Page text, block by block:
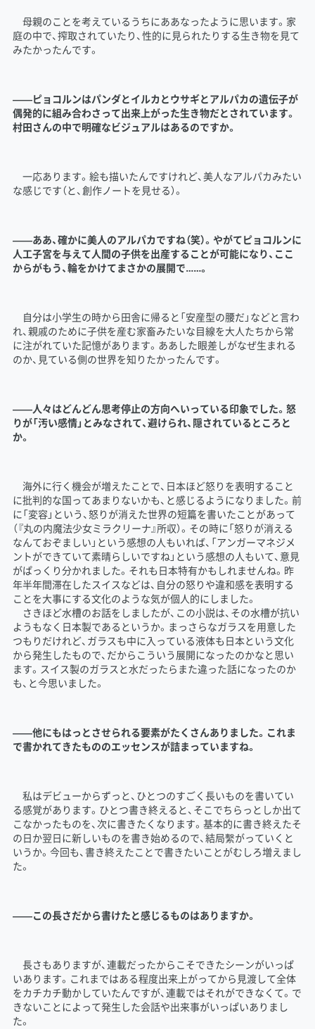
母親のことを考えているうちにああなったように思います。家
庭の中で、搾取されていたり、性的に見られたりする生き物を見て
みたかったんです。
――ピョコルンはパンダとイルカとウサギとアルパカの遺伝子が
偶発的に組み合わさって出来上がった生き物だとされています。
村田さんの中で明確なビジュアルはあるのですか。
一応あります。絵も描いたんですけれど、美人なアルパカみたい
な感じです（と、創作ノートを見せる）。
――ああ、確かに美人のアルパカですね（笑）。やがてピョコルンに
人工子宮を与えて人間の子供を出産することが可能になり、ここ
からがもう、輪をかけてまさかの展開で……。
自分は小学生の時から田舎に帰ると「安産型の腰だ」などと言わ
れ、親戚のために子供を産む家畜みたいな目線を大人たちから常
に注がれていた記憶があります。ああした眼差しがなぜ生まれる
のか、見ている側の世界を知りたかったんです。
――人々はどんどん思考停止の方向へいっている印象でした。怒
りが「汚い感情」とみなされて、避けられ、隠されているところと
か。
海外に行く機会が増えたことで、日本ほど怒りを表明すること
に批判的な国ってあまりないかも、と感じるようになりました。前
に「変容」という、怒りが消えた世界の短篇を書いたことがあって
（『丸の内魔法少女ミラクリーナ』所収）。その時に「怒りが消える
なんておぞましい」という感想の人もいれば、「アンガーマネジメ
ントができていて素晴らしいですね」という感想の人もいて、意見
がぱっくり分かれました。それも日本特有かもしれませんね。昨
年半年間滞在したスイスなどは、自分の怒りや違和感を表明する
ことを大事にする文化のような気が個人的にしました。
さきほど水槽のお話をしましたが、この小説は、その水槽が抗い
ようもなく日本製であるというか。まっさらなガラスを用意した
つもりだけれど、ガラスも中に入っている液体も日本という文化
から発生したもので、だからこういう展開になったのかなと思い
ます。スイス製のガラスと水だったらまた違った話になったのか
も、と今思いました。
――他にもはっとさせられる要素がたくさんありました。これま
で書かれてきたもののエッセンスが詰まっていますね。
私はデビューからずっと、ひとつのすごく長いものを書いてい
る感覚があります。ひとつ書き終えると、そこでちらっとしか出て
こなかったものを、次に書きたくなります。基本的に書き終えたそ
の日か翌日に新しいものを書き始めるので、結局繫がっていくと
いうか。今回も、書き終えたことで書きたいことがむしろ増えまし
た。
――この長さだから書けたと感じるものはありますか。
長さもありますが、連載だったからこそできたシーンがいっぱ
いあります。これまではある程度出来上がってから見渡して全体
をカチカチ動かしていたんですが、連載ではそれができなくて。で
きないことによって発生した会話や出来事がいっぱいありまし
た。